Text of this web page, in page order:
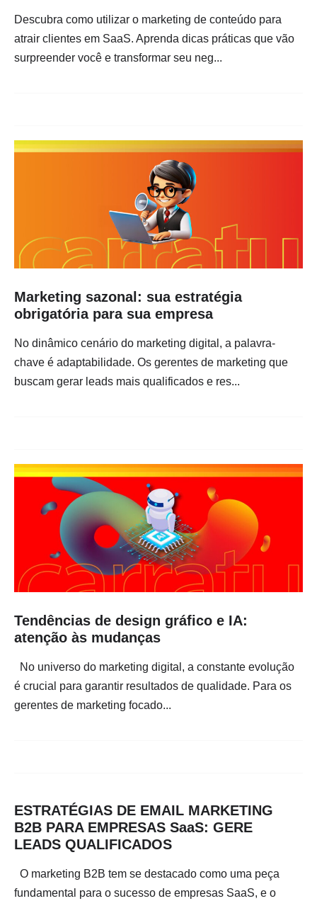
Descubra como utilizar o marketing de conteúdo para
atrair clientes em SaaS. Aprenda dicas práticas que vão
surpreender você e transformar seu neg...
Marketing sazonal: sua estratégia
obrigatória para sua empresa
No dinâmico cenário do marketing digital, a palavra-
chave é adaptabilidade. Os gerentes de marketing que
buscam gerar leads mais qualificados e res...
Tendências de design gráfico e IA:
atenção às mudanças
No universo do marketing digital, a constante evolução
é crucial para garantir resultados de qualidade. Para os
gerentes de marketing focado...
ESTRATÉGIAS DE EMAIL MARKETING
B2B PARA EMPRESAS SaaS: GERE
LEADS QUALIFICADOS
O marketing B2B tem se destacado como uma peça
fundamental para o sucesso de empresas SaaS, e o